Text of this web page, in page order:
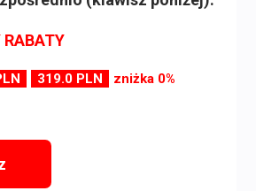
319.0 PLN zniżka 0%